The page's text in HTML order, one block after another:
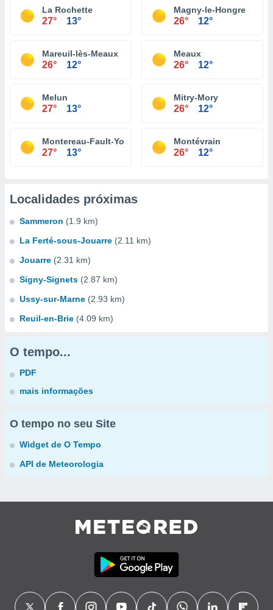
La Rochette
27° 13°
Magny-le-Hongre
26° 12°
Mareuil-lès-Meaux
26° 12°
Meaux
26° 12°
Melun
27° 13°
Mitry-Mory
26° 12°
Montereau-Fault-Yonne
27° 13°
Montévrain
26° 12°
Localidades próximas
Sammeron (1.9 km)
La Ferté-sous-Jouarre (2.11 km)
Jouarre (2.31 km)
Signy-Signets (2.87 km)
Ussy-sur-Marne (2.93 km)
Reuil-en-Brie (4.09 km)
O tempo...
PDF
mais informações
O tempo no seu Site
Widget de O Tempo
API de Meteorologia